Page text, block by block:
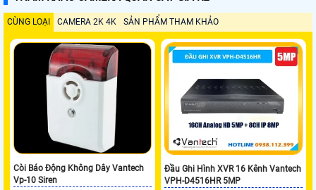
CÙNG LOẠI CAMERA 2K 4K SẢN PHẨM THAM KHẢO
Còi Báo Động Không Dây Vantech
Vp-10 Siren
Đầu Ghi Hình XVR 16 Kênh Vantech
VPH-D4516HR 5MP